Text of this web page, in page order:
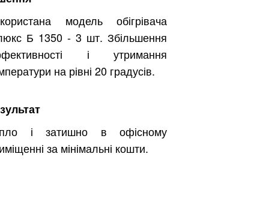
модель обігрівача
Б 1350 - 3 шт. Збільшення
і утримання
на рівні 20 градусів.
і затишно в офісному
за мінімальні кошти.